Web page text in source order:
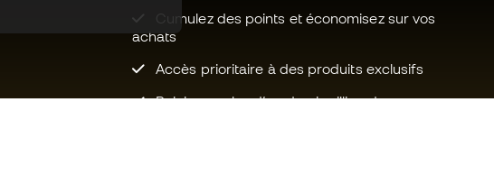
Cumulez des points et économisez sur vos
achats
Accès prioritaire à des produits exclusifs
Rejoignez plus d’un demi-million de